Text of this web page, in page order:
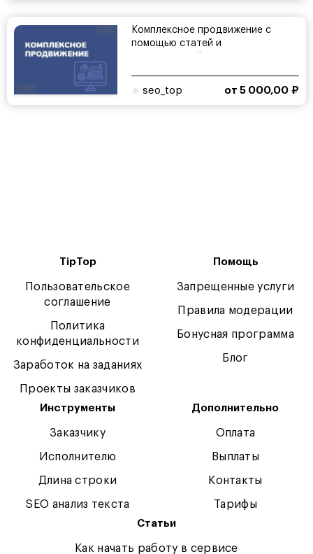
Комплексное продвижение с
помощью статей и
seo_top от 5 000,00 ₽
TipTop
Пользовательское
соглашение
Политика
конфиденциальности
Заработок на заданиях
Проекты заказчиков
Помощь
Запрещенные услуги
Правила модерации
Бонусная программа
Блог
Инструменты
Заказчику
Исполнителю
Длина строки
SEO анализ текста
Дополнительно
Оплата
Выплаты
Контакты
Тарифы
Статьи
Как начать работу в сервисе